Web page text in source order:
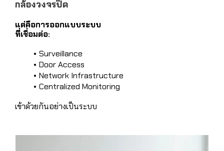
กล้องวงจรปิด
แต่คือการออกแบบระบบ
ที่เชื่อมต่อ:
Surveillance
Door Access
Network Infrastructure
Centralized Monitoring
เข้าด้วยกันอย่างเป็นระบบ